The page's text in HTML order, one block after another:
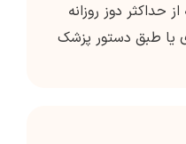
حداکثر دوز روزانه
طبق دستور پزشک